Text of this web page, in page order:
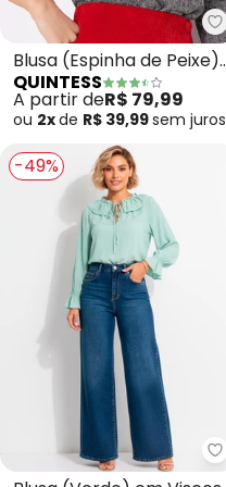
Blusa (Espinha de Peixe)
em Malha de Viscose
QUINTESS
A partir deR$ 79,99
ou 2xde R$ 39,99sem juros
-49%